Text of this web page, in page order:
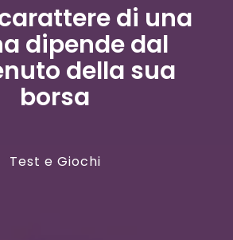
di una
dipende dal
della sua
borsa
Test e Giochi